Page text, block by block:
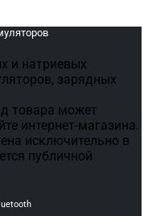
и натриевых
зарядных
товара может
интернет-магазина.
исключительно в
публичной